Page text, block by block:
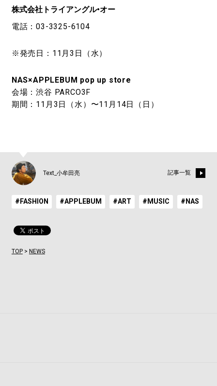
株式会社トライアングル•オー
電話：03-3325-6104
※発売日：11月3日（水）
NAS×APPLEBUM pop up store
会場：渋谷 PARCO3F
期間：11月3日（水）〜11月14日（日）
Text_小牟田亮 記事一覧
#FASHION #APPLEBUM #ART #MUSIC #NAS
TOP> NEWS